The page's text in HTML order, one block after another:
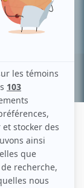
Recherche avancée »